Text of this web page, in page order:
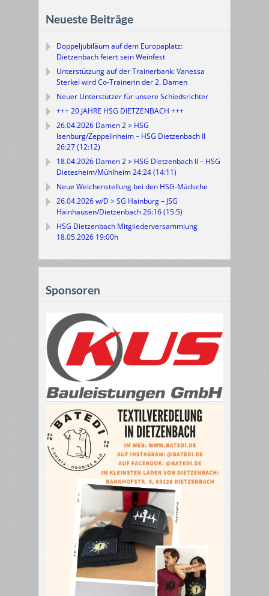
Neueste Beiträge
Doppeljubiläum auf dem Europaplatz:
Dietzenbach feiert sein Weinfest
Unterstützung auf der Trainerbank: Vanessa
Sterkel wird Co-Trainerin der 2. Damen
Neuer Unterstützer für unsere Schiedsrichter
+++ 20 JAHRE HSG DIETZENBACH +++
26.04.2026 Damen 2 > HSG
Isenburg/Zeppelinheim – HSG Dietzenbach II
26:27 (12:12)
18.04.2026 Damen 2 > HSG Dietzenbach II – HSG
Dietesheim/Mühlheim 24:24 (14:11)
Neue Weichenstellung bei den HSG-Mädsche
26.04.2026 w/D > SG Hainburg – JSG
Hainhausen/Dietzenbach 26:16 (15:5)
HSG Dietzenbach Mitgliederversammlung
18.05.2026 19:00h
Sponsoren